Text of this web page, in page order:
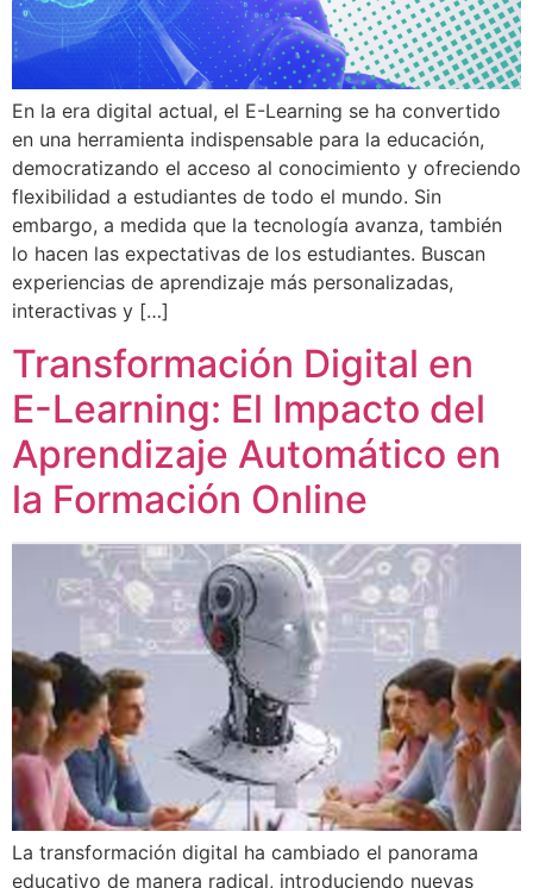
En la era digital actual, el E-Learning se ha convertido
en una herramienta indispensable para la educación,
democratizando el acceso al conocimiento y ofreciendo
flexibilidad a estudiantes de todo el mundo. Sin
embargo, a medida que la tecnología avanza, también
lo hacen las expectativas de los estudiantes. Buscan
experiencias de aprendizaje más personalizadas,
interactivas y […]
Transformación Digital en
E-Learning: El Impacto del
Aprendizaje Automático en
la Formación Online
La transformación digital ha cambiado el panorama
educativo de manera radical, introduciendo nuevas